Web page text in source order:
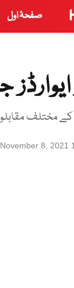
صفحۂ اول
مختلف
November 8, 2021